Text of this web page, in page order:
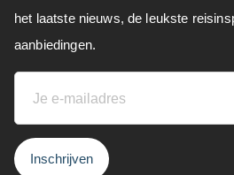
het laatste nieuws, de leukste
aanbiedingen.
Inschrijven